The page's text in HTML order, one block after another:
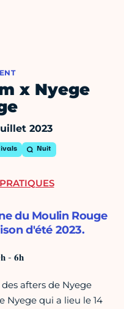
x Nyege
2023
Nuit
du Moulin Rouge
d'été 2023.
- 𝟔𝐡
afters de Nyege
Nyege qui a lieu le 14